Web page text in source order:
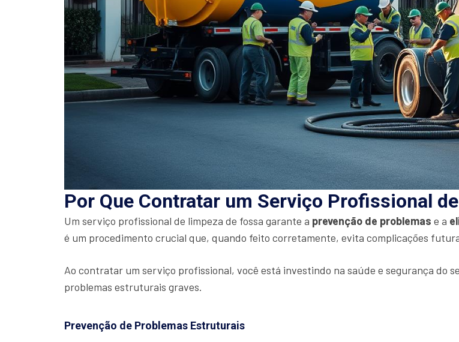
Por Que Contratar um Serviço Profissional
Um serviço profissional de limpeza de fossa garante a prevenção de problemas e a
é um procedimento crucial que, quando feito corretamente, evita complicações
Ao contratar um serviço profissional, você está investindo na saúde e segurança do
problemas estruturais graves.
Prevenção de Problemas Estruturais